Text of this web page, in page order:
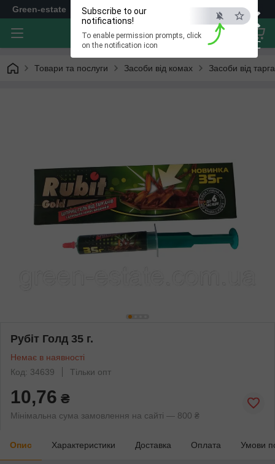
×
ESC
Subscribe to our
notifications!
To enable permission prompts, click
on the notification icon
Green-estate
Товари та послуги Засоби від комах Засоби від
Рубіт Голд 35 г.
Немає в наявності
Код: 34639
Тільки опт
10,76 ₴
Мінімальна сума замовлення на сайті — 800 ₴
Опис Характеристики Доставка Оплата Умови